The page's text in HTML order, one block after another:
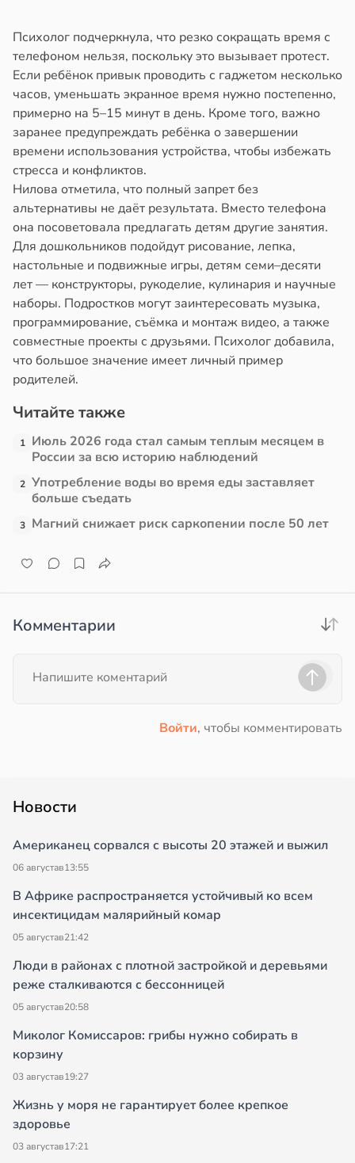
Психолог подчеркнула, что резко сокращать время с
телефоном нельзя, поскольку это вызывает протест.
Если ребёнок привык проводить с гаджетом несколько
часов, уменьшать экранное время нужно постепенно,
примерно на 5–15 минут в день. Кроме того, важно
заранее предупреждать ребёнка о завершении
времени использования устройства, чтобы избежать
стресса и конфликтов.
Нилова отметила, что полный запрет без
альтернативы не даёт результата. Вместо телефона
она посоветовала предлагать детям другие занятия.
Для дошкольников подойдут рисование, лепка,
настольные и подвижные игры, детям семи–десяти
лет — конструкторы, рукоделие, кулинария и научные
наборы. Подростков могут заинтересовать музыка,
программирование, съёмка и монтаж видео, а также
совместные проекты с друзьями. Психолог добавила,
что большое значение имеет личный пример
родителей.
Читайте также
1 Июль 2026 года стал самым теплым месяцем в
России за всю историю наблюдений
2 Употребление воды во время еды заставляет
больше съедать
3 Магний снижает риск саркопении после 50 лет
Комментарии
Войти, чтобы комментировать
Новости
Американец сорвался с высоты 20 этажей и выжил
06 августав13:55
В Африке распространяется устойчивый ко всем
инсектицидам малярийный комар
05 августав21:42
Люди в районах с плотной застройкой и деревьями
реже сталкиваются с бессонницей
05 августав20:58
Миколог Комиссаров: грибы нужно собирать в
корзину
03 августав19:27
Жизнь у моря не гарантирует более крепкое
здоровье
03 августав17:21